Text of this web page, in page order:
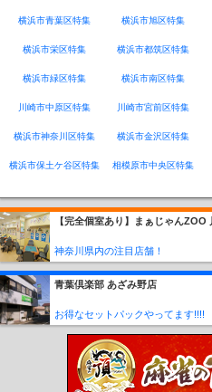
横浜市青葉区特集 横浜市旭区特集
横浜市栄区特集 横浜市都筑区特集
横浜市緑区特集 横浜市南区特集
川崎市中原区特集 川崎市宮前区特集
横浜市神奈川区特集 横浜市金沢区特集
横浜市保土ケ谷区特集 相模原市中央区特集
神奈川県内の注目店舗！
青葉倶楽部 あざみ野店
お得なセットパックやってます!!!!